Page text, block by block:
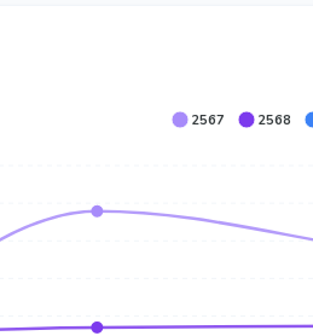
2567 2568